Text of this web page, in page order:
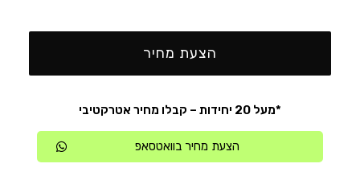
הצעת מחיר
*מעל 20 יחידות – קבלו מחיר אטרקטיבי
הצעת מחיר בוואטסאפ